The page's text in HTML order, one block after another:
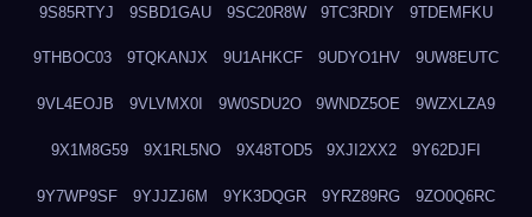
9S85RTYJ 9SBD1GAU 9SC20R8W 9TC3RDIY 9TDEMFKU
9THBOC03 9TQKANJX 9U1AHKCF 9UDYO1HV 9UW8EUTC
9VL4EOJB 9VLVMX0I 9W0SDU2O 9WNDZ5OE 9WZXLZA9
9X1M8G59 9X1RL5NO 9X48TOD5 9XJI2XX2 9Y62DJFI
9Y7WP9SF 9YJJZJ6M 9YK3DQGR 9YRZ89RG 9ZO0Q6RC